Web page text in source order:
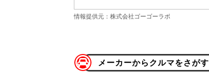
情報提供元：株式会社ゴーゴーラボ
メーカーからクルマをさがす